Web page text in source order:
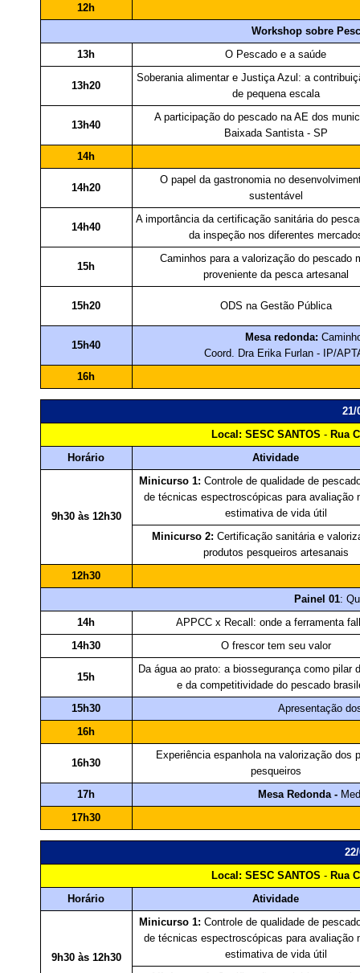
12h
Workshop sobre
13h
O Pescado e a saúde
13h20
Soberania alimentar e Justiça Azul: a
de pequena escala
13h40
A participação do pescado na AE dos
Baixada Santista - SP
14h
14h20
O papel da gastronomia no
sustentável
14h40
A importância da certificação sanitária do
da inspeção nos diferentes
15h
Caminhos para a valorização do pescado
proveniente da pesca artesanal
15h20 ODS na Gestão Pública
15h40
Mesa redonda:
Coord. Dra Erika Furlan - IP/
16h
21/
Local: SESC SANTOS - Rua
Horário
Atividade
9h30 às 12h30
Minicurso 1: Controle de qualidade de
de técnicas espectroscópicas para avaliação
estimativa de vida útil
Minicurso 2: Certificação sanitária e
produtos pesqueiros artesanais
12h30
Painel 01:
14h
APPCC x Recall: onde a ferramenta
14h30
O frescor tem seu valor
15h
Da água ao prato: a biossegurança como pilar
e da competitividade do pescado
15h30
Apresentação
16h
16h30
Experiência espanhola na valorização dos
pesqueiros
17h
Mesa Redonda -
17h30
Local: SESC SANTOS - Rua
Horário
Atividade
9h30 às 12h30
Minicurso 1: Controle de qualidade de
de técnicas espectroscópicas para avaliação
estimativa de vida útil